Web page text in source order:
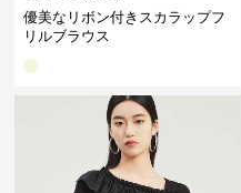
優美なリボン付きスカラップフ
リルブラウス